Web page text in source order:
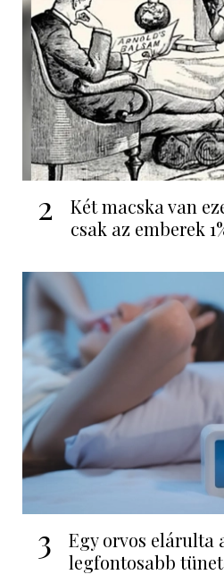
2
Két macska van
csak az emberek
3
Egy orvos elárulta
legfontosabb